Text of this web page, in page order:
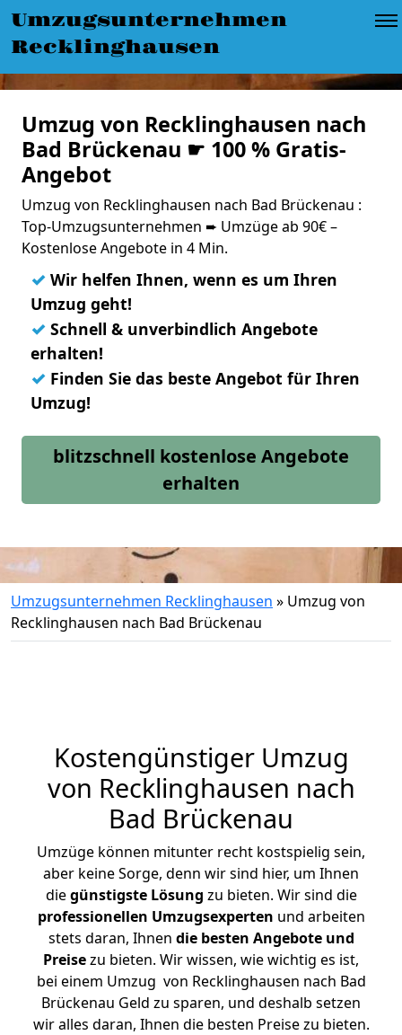
Umzugsunternehmen
Recklinghausen
Umzug von Recklinghausen nach
Bad Brückenau ☛ 100 % Gratis-
Angebot
Umzug von Recklinghausen nach Bad Brückenau :
Top-Umzugsunternehmen ➨ Umzüge ab 90€ –
Kostenlose Angebote in 4 Min.
✓ Wir helfen Ihnen, wenn es um Ihren
Umzug geht!
✓ Schnell & unverbindlich Angebote
erhalten!
✓ Finden Sie das beste Angebot für Ihren
Umzug!
blitzschnell kostenlose Angebote
erhalten
Umzugsunternehmen Recklinghausen » Umzug von
Recklinghausen nach Bad Brückenau
Kostengünstiger Umzug
von Recklinghausen nach
Bad Brückenau
Umzüge können mitunter recht kostspielig sein,
aber keine Sorge, denn wir sind hier, um Ihnen
diegünstigste Lösung zu bieten. Wir sind die
professionellen Umzugsexperten und arbeiten
stets daran, Ihnen die besten Angebote und
Preisezu bieten. Wir wissen, wie wichtig es ist,
bei einem Umzug von Recklinghausen nach Bad
Brückenau Geld zu sparen, und deshalb setzen
wir alles daran, Ihnen die besten Preise zu bieten.